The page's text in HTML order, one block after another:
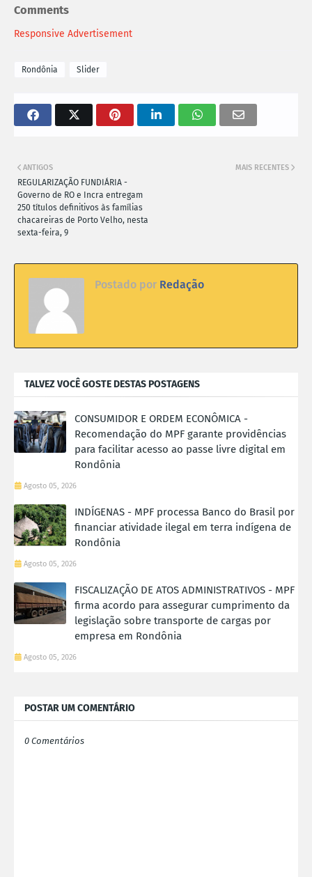
Comments
Responsive Advertisement
Rondônia Slider
MAIS RECENTES
ANTIGOS
REGULARIZAÇÃO FUNDIÁRIA -
Governo de RO e Incra entregam
250 títulos definitivos às famílias
chacareiras de Porto Velho, nesta
sexta-feira, 9
Postado por Redação
TALVEZ VOCÊ GOSTE DESTAS POSTAGENS
CONSUMIDOR E ORDEM ECONÔMICA -
Recomendação do MPF garante providências
para facilitar acesso ao passe livre digital em
Rondônia
Agosto 05, 2026
INDÍGENAS - MPF processa Banco do Brasil por
financiar atividade ilegal em terra indígena de
Rondônia
Agosto 05, 2026
FISCALIZAÇÃO DE ATOS ADMINISTRATIVOS - MPF
firma acordo para assegurar cumprimento da
legislação sobre transporte de cargas por
empresa em Rondônia
Agosto 05, 2026
POSTAR UM COMENTÁRIO
0 Comentários